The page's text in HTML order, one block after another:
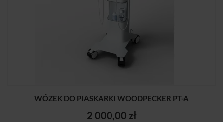
WÓZEK DO PIASKARKI WOODPECKER PT-A
2 000,00 zł